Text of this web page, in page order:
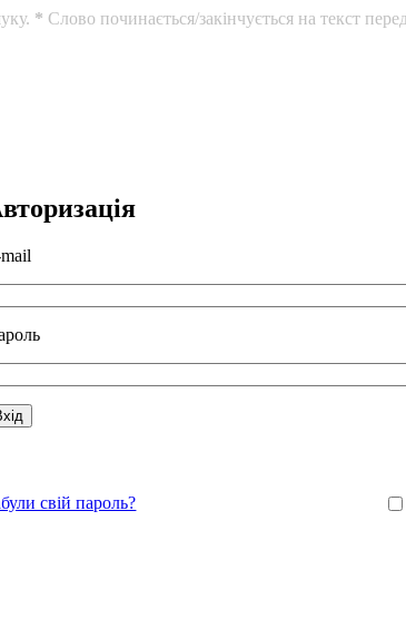
* Слово починається/закінчується на текст
свій пароль?